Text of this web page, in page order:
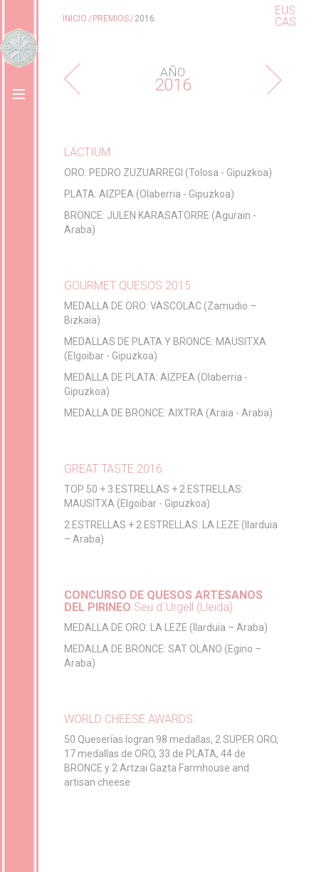
EUS
CAS
INICIO PREMIOS 2016
AÑO
2016
LACTIUM
ORO: PEDRO ZUZUARREGI (Tolosa - Gipuzkoa)
PLATA: AIZPEA (Olaberria - Gipuzkoa)
BRONCE: JULEN KARASATORRE (Agurain -
Araba)
GOURMET QUESOS 2015
MEDALLA DE ORO: VASCOLAC (Zamudio –
Bizkaia)
MEDALLAS DE PLATA Y BRONCE: MAUSITXA
(Elgoibar - Gipuzkoa)
MEDALLA DE PLATA: AIZPEA (Olaberria -
Gipuzkoa)
MEDALLA DE BRONCE: AIXTRA (Araia - Araba)
GREAT TASTE 2016
TOP 50 + 3 ESTRELLAS + 2 ESTRELLAS:
MAUSITXA (Elgoibar - Gipuzkoa)
2 ESTRELLAS + 2 ESTRELLAS: LA LEZE (Ilarduia
– Araba)
CONCURSO DE QUESOS ARTESANOS
DEL PIRINEO Seu d´Urgell (Lleida)
MEDALLA DE ORO: LA LEZE (Ilarduia – Araba)
MEDALLA DE BRONCE: SAT OLANO (Egino –
Araba)
WORLD CHEESE AWARDS
50 Queserías logran 98 medallas, 2 SUPER ORO,
17 medallas de ORO, 33 de PLATA, 44 de
BRONCE y 2 Artzai Gazta Farmhouse and
artisan cheese